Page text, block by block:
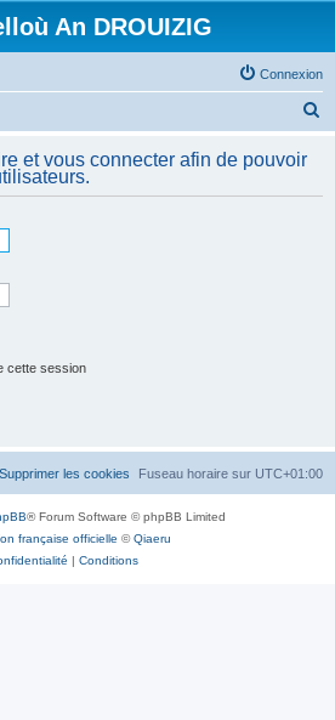
An DROUIZIG
Connexion
h
et vous connecter afin de pouvoir
cette session
Fuseau horaire sur UTC+01:00
Supprimer les cookies
® Forum Software © phpBB Limited
française officielle ©Qiaeru
| Conditions